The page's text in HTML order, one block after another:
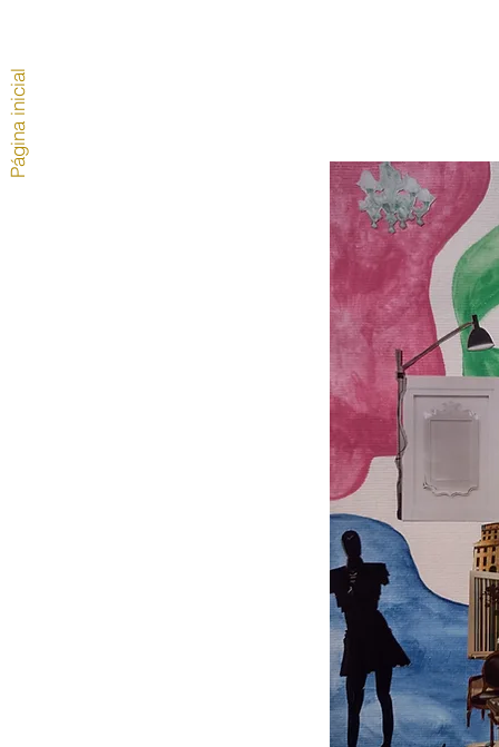
Página inicial